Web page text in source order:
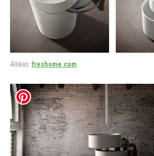
Allikas: freshome.com